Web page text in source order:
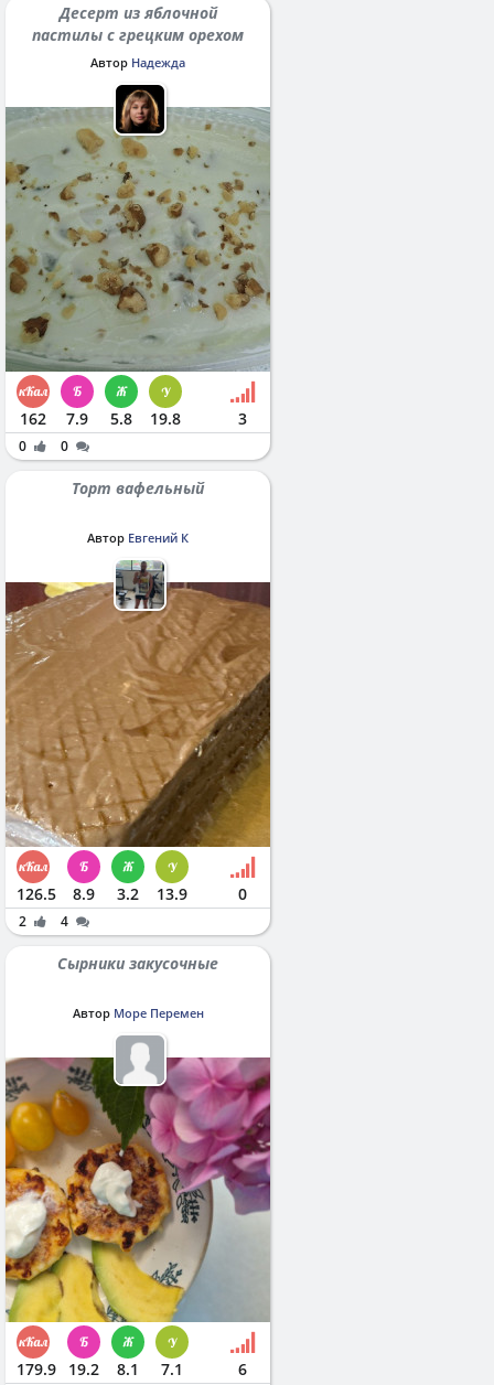
Десерт из яблочной
пастилы с грецким орехом
Автор Надежда
162 7.9 5.8 19.8 3
0 0
Торт вафельный
Автор Евгений К
126.5 8.9 3.2 13.9 0
2 4
Сырники закусочные
Автор Море Перемен
179.9 19.2 8.1 7.1 6